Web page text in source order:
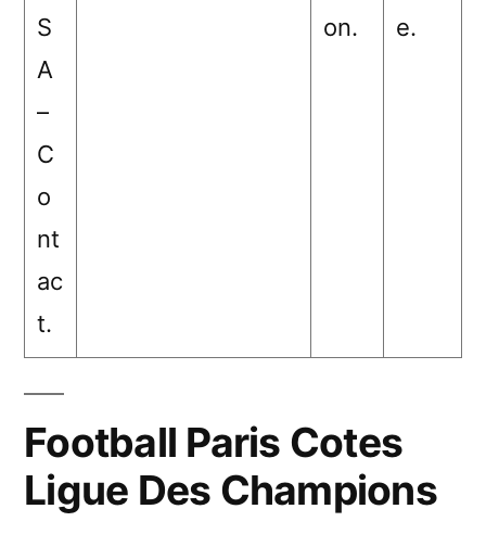
S
A
–
C
o
nt
ac
t.
on.
e.
Football Paris Cotes
Ligue Des Champions